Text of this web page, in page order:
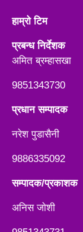
हाम्रो टिम
प्रबन्ध निर्देशक
अमित ब्रम्हासखा
9851343730
प्रधान सम्पादक
नरेश पुडासैनी
9886335092
सम्पादक/प्रकाशक
अनिस जाेशी